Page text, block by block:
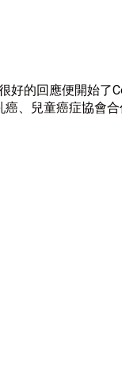
好的回應便開始
、兒童癌症協會